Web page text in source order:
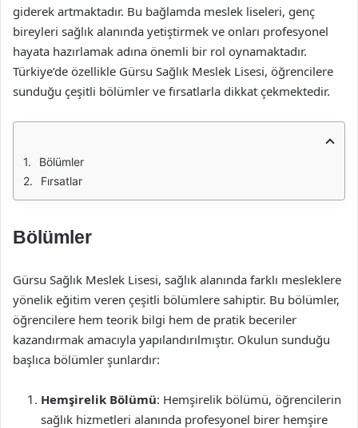
giderek artmaktadır. Bu bağlamda meslek liseleri, genç
bireyleri sağlık alanında yetiştirmek ve onları profesyonel
hayata hazırlamak adına önemli bir rol oynamaktadır.
Türkiye’de özellikle Gürsu Sağlık Meslek Lisesi, öğrencilere
sunduğu çeşitli bölümler ve fırsatlarla dikkat çekmektedir.
Bölümler
Fırsatlar
Bölümler
Gürsu Sağlık Meslek Lisesi, sağlık alanında farklı mesleklere
yönelik eğitim veren çeşitli bölümlere sahiptir. Bu bölümler,
öğrencilere hem teorik bilgi hem de pratik beceriler
kazandırmak amacıyla yapılandırılmıştır. Okulun sunduğu
başlıca bölümler şunlardır:
Hemşirelik Bölümü: Hemşirelik bölümü, öğrencilerin
sağlık hizmetleri alanında profesyonel birer hemşire